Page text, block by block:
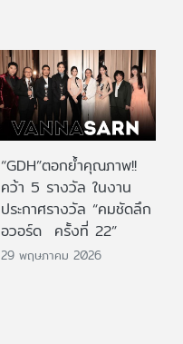
“GDH”ตอกย้ำคุณภาพ!!
คว้า 5 รางวัล ในงาน
ประกาศรางวัล “คมชัดลึก
อวอร์ด ครั้งที่ 22”
29 พฤษภาคม 2026